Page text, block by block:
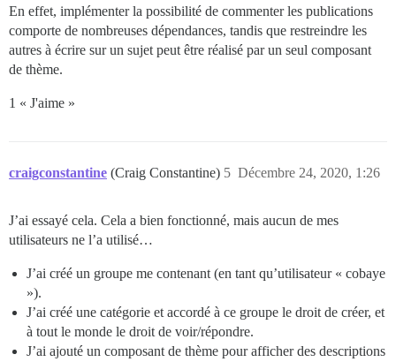
En effet, implémenter la possibilité de commenter les publications
comporte de nombreuses dépendances, tandis que restreindre les
autres à écrire sur un sujet peut être réalisé par un seul composant
de thème.
1 « J'aime »
craigconstantine (Craig Constantine) Décembre 24, 2020, 1:26
5
J’ai essayé cela. Cela a bien fonctionné, mais aucun de mes
utilisateurs ne l’a utilisé…
J’ai créé un groupe me contenant (en tant qu’utilisateur « cobaye
»).
J’ai créé une catégorie et accordé à ce groupe le droit de créer, et
à tout le monde le droit de voir/répondre.
J’ai ajouté un composant de thème pour afficher des descriptions